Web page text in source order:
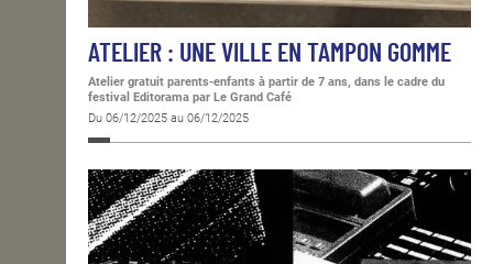
ATELIER : UNE VILLE EN TAMPON GOMME
Atelier gratuit parents-enfants à partir de 7 ans, dans le cadre du
festival Editorama par Le Grand Café
Du 06/12/2025 au 06/12/2025